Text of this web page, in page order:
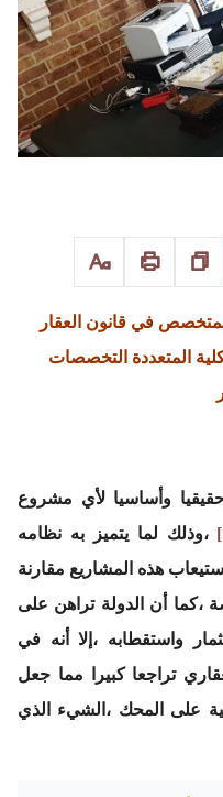
في قانون العقار
المتعددة التخصصات
وأساسيا لأي مشروع
،وذلك لما يتميز به نظامه
هذه المشاريع مقارنة
،كما أن الدولة تراهن على
واستقطابه ،إلا أنه في
تراجعا كبيرا مما جعل
على المحك ،الشيء الذي